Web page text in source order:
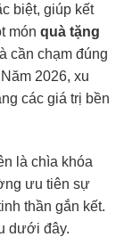
biệt, giúp kết
món quà tặng
cần chạm đúng
2026, xu
các giá trị bền
là chìa khóa
ưu tiên sự
thần gắn kết.
dưới đây.